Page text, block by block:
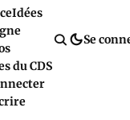
Idées
du CDS
Se